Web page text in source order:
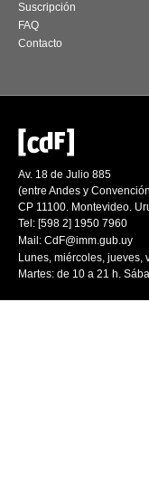
Suscripción
FAQ
Contacto
Av. 18 de Julio 885
(entre Andes y
CP 11100. Montevideo.
Tel: [598 2] 1950 7960
Mail: CdF@imm.gub.uy
Lunes, miércoles, jueves,
Martes: de 10 a 21 h.